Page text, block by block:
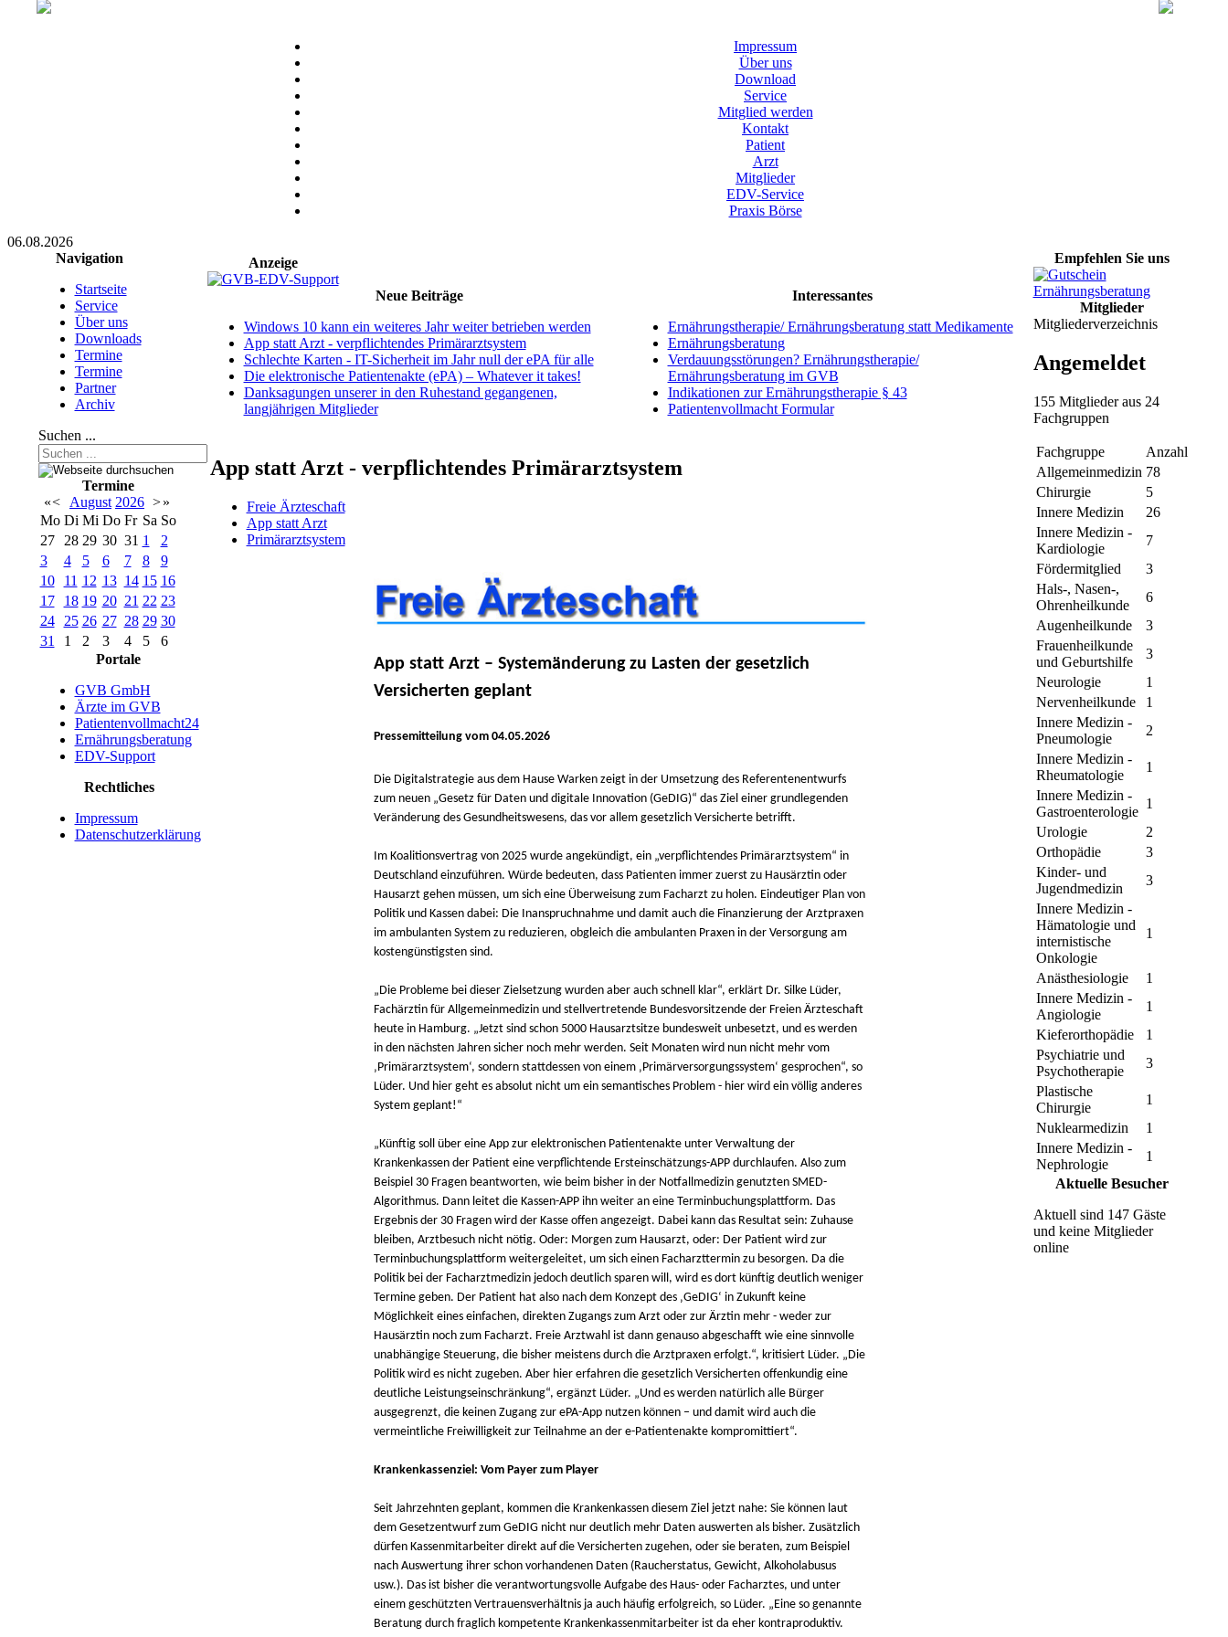
Impressum
Über uns
Download
Service
Mitglied werden
Kontakt
Patient
Arzt
Mitglieder
EDV-Service
Praxis Börse
06.08.2026
Navigation
Startseite
Service
Über uns
Downloads
Termine
Termine
Partner
Archiv
Suchen ...
Termine
«< August 2026 >»
Mo Di Mi Do Fr Sa So
27
28 29 30 31 1
2
3
4 5 6 7 8
9
10
11 12 13 14 15 16
17
18 19 20 21 22 23
24
25 26 27 28 29 30
31
1 2 3 4 5
6
Portale
GVB GmbH
Ärzte im GVB
Patientenvollmacht24
Ernährungsberatung
EDV-Support
Rechtliches
Impressum
Datenschutzerklärung
Anzeige
Neue Beiträge
Windows 10 kann ein weiteres Jahr weiter betrieben werden
App statt Arzt - verpflichtendes Primärarztsystem
Schlechte Karten - IT-Sicherheit im Jahr null der ePA für alle
Die elektronische Patientenakte (ePA) – Whatever it takes!
Danksagungen unserer in den Ruhestand gegangenen,
langjährigen Mitglieder
Interessantes
Ernährungstherapie/ Ernährungsberatung statt Medikamente
Ernährungsberatung
Verdauungsstörungen? Ernährungstherapie/
Ernährungsberatung im GVB
Indikationen zur Ernährungstherapie § 43
Patientenvollmacht Formular
App statt Arzt - verpflichtendes Primärarztsystem
Freie Ärzteschaft
App statt Arzt
Primärarztsystem
App statt Arzt – Systemänderung zu Lasten der gesetzlich
Versicherten geplant
Pressemitteilung vom 04.05.2026
Die Digitalstrategie aus dem Hause Warken zeigt in der Umsetzung des Referentenentwurfs
zum neuen „Gesetz für Daten und digitale Innovation (GeDIG)“ das Ziel einer grundlegenden
Veränderung des Gesundheitswesens, das vor allem gesetzlich Versicherte betrifft.
Im Koalitionsvertrag von 2025 wurde angekündigt, ein „verpflichtendes Primärarztsystem“ in
Deutschland einzuführen. Würde bedeuten, dass Patienten immer zuerst zu Hausärztin oder
Hausarzt gehen müssen, um sich eine Überweisung zum Facharzt zu holen. Eindeutiger Plan von
Politik und Kassen dabei: Die Inanspruchnahme und damit auch die Finanzierung der Arztpraxen
im ambulanten System zu reduzieren, obgleich die ambulanten Praxen in der Versorgung am
kostengünstigsten sind.
„Die Probleme bei dieser Zielsetzung wurden aber auch schnell klar“, erklärt Dr. Silke Lüder,
Fachärztin für Allgemeinmedizin und stellvertretende Bundesvorsitzende der Freien Ärzteschaft
heute in Hamburg. „Jetzt sind schon 5000 Hausarztsitze bundesweit unbesetzt, und es werden
in den nächsten Jahren sicher noch mehr werden. Seit Monaten wird nun nicht mehr vom
‚Primärarztsystem‘, sondern stattdessen von einem ‚Primärversorgungssystem‘ gesprochen“, so
Lüder. Und hier geht es absolut nicht um ein semantisches Problem - hier wird ein völlig anderes
System geplant!“
„Künftig soll über eine App zur elektronischen Patientenakte unter Verwaltung der
Krankenkassen der Patient eine verpflichtende Ersteinschätzungs-APP durchlaufen. Also zum
Beispiel 30 Fragen beantworten, wie beim bisher in der Notfallmedizin genutzten SMED-
Algorithmus. Dann leitet die Kassen-APP ihn weiter an eine Terminbuchungsplattform. Das
Ergebnis der 30 Fragen wird der Kasse offen angezeigt. Dabei kann das Resultat sein: Zuhause
bleiben, Arztbesuch nicht nötig. Oder: Morgen zum Hausarzt, oder: Der Patient wird zur
Terminbuchungsplattform weitergeleitet, um sich einen Facharzttermin zu besorgen. Da die
Politik bei der Facharztmedizin jedoch deutlich sparen will, wird es dort künftig deutlich weniger
Termine geben. Der Patient hat also nach dem Konzept des ‚GeDIG‘ in Zukunft keine
Möglichkeit eines einfachen, direkten Zugangs zum Arzt oder zur Ärztin mehr - weder zur
Hausärztin noch zum Facharzt. Freie Arztwahl ist dann genauso abgeschafft wie eine sinnvolle
unabhängige Steuerung, die bisher meistens durch die Arztpraxen erfolgt.“, kritisiert Lüder. „Die
Politik wird es nicht zugeben. Aber hier erfahren die gesetzlich Versicherten offenkundig eine
deutliche Leistungseinschränkung“, ergänzt Lüder. „Und es werden natürlich alle Bürger
ausgegrenzt, die keinen Zugang zur ePA-App nutzen können – und damit wird auch die
vermeintliche Freiwilligkeit zur Teilnahme an der e-Patientenakte kompromittiert“.
Krankenkassenziel: Vom Payer zum Player
Seit Jahrzehnten geplant, kommen die Krankenkassen diesem Ziel jetzt nahe: Sie können laut
dem Gesetzentwurf zum GeDIG nicht nur deutlich mehr Daten auswerten als bisher. Zusätzlich
dürfen Kassenmitarbeiter direkt auf die Versicherten zugehen, oder sie beraten, zum Beispiel
nach Auswertung ihrer schon vorhandenen Daten (Raucherstatus, Gewicht, Alkoholabusus
usw.). Das ist bisher die verantwortungsvolle Aufgabe des Haus- oder Facharztes, und unter
einem geschützten Vertrauensverhältnis ja auch häufig erfolgreich, so Lüder. „Eine so genannte
Beratung durch fraglich kompetente Krankenkassenmitarbeiter ist da eher kontraproduktiv.
Empfehlen Sie uns
Mitglieder
Mitgliederverzeichnis
Angemeldet
155 Mitglieder aus 24
Fachgruppen
Fachgruppe
Anzahl
Allgemeinmedizin 78
Chirurgie
5
Innere Medizin
26
Innere Medizin -
Kardiologie
7
Fördermitglied
3
Hals-, Nasen-,
Ohrenheilkunde
6
Augenheilkunde
3
Frauenheilkunde
und Geburtshilfe
3
Neurologie
1
Nervenheilkunde
1
Innere Medizin -
Pneumologie
2
Innere Medizin -
Rheumatologie
1
Innere Medizin -
Gastroenterologie
1
Urologie
2
Orthopädie
3
Kinder- und
Jugendmedizin
3
Innere Medizin -
Hämatologie und
internistische
Onkologie
1
Anästhesiologie
1
Innere Medizin -
Angiologie
1
Kieferorthopädie
1
Psychiatrie und
Psychotherapie
3
Plastische
Chirurgie
1
Nuklearmedizin
1
Innere Medizin -
Nephrologie
1
Aktuelle Besucher
Aktuell sind 147 Gäste
und keine Mitglieder
online